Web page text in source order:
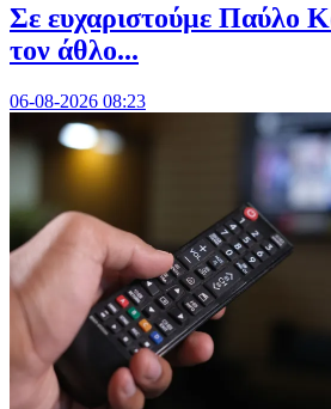
Σε ευχαριστούμε Παύλο
τον άθλο...
06-08-2026 08:23